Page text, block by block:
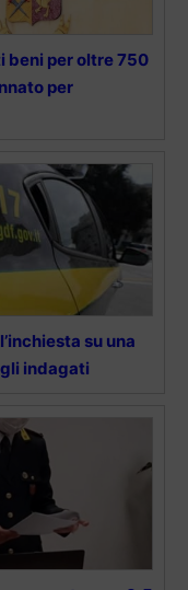
beni per oltre 750
per
su una
indagati